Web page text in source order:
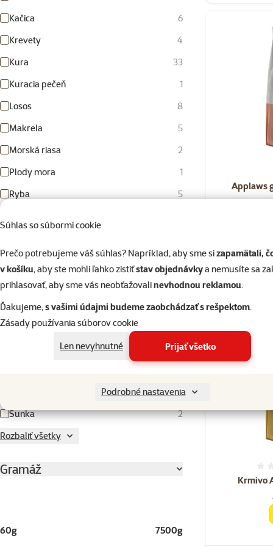
Súhlas so súbormi cookie
Prečo potrebujeme váš súhlas? Napríklad, aby sme sizapamätali,
v košíku, aby ste mohli ľahko zistiťstav objednávkya nemusíte sa
prihlasovať, aby sme vás neobťažovalinevhodnou reklamou.
Ďakujeme,s vašimi údajmi budeme zaobchádzať s rešpektom.
Zásady používania súborov cookie
Len nevyhnutné
Prijať všetko
Podrobné nastavenia
Kačica
6
Krevety
4
Kura
33
Kuracia pečeň
1
Losos
8
Makrela
5
Morská riasa
2
Plody mora
1
Ryba
5
Sardinky
3
Syr
4
Tekvica
1
Tuniak
11
3
Šunka
2
Rozbaliť všetky
Gramáž
60g 7500g
Applaws
Skladom
Krmivo